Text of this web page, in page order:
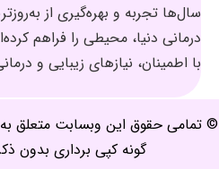
سال‌ها تجربه و بهره‌گیری از
درمانی دنیا، محیطی را فراهم
با اطمینان، نیازهای زیبایی و
© تمامی حقوق این وبسابت متعلق
گونه کپی برداری بدون